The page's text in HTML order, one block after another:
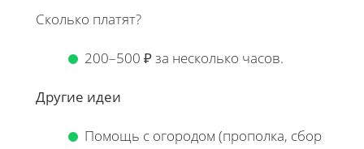
Сколько платят?
200–500 ₽ за несколько часов.
Другие идеи
Помощь с огородом (прополка, сбор